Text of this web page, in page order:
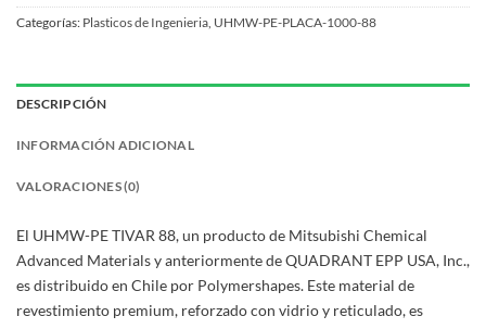
Categorías: Plasticos de Ingenieria UHMW-PE-PLACA-1000-88
DESCRIPCIÓN
INFORMACIÓN ADICIONAL
VALORACIONES (0)
El UHMW-PE TIVAR 88, un producto de Mitsubishi Chemical
Advanced Materials y anteriormente de QUADRANT EPP USA, Inc.,
es distribuido en Chile por Polymershapes. Este material de
revestimiento premium, reforzado con vidrio y reticulado, es